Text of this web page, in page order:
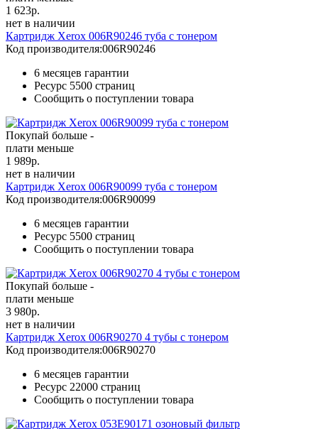
1 623р.
нет в наличии
Картридж Xerox 006R90246 туба с тонером
Код производителя:006R90246
6 месяцев гарантии
Ресурс 5500 страниц
Сообщить о поступлении товара
Покупай больше -
плати меньше
1 989р.
нет в наличии
Картридж Xerox 006R90099 туба с тонером
Код производителя:006R90099
6 месяцев гарантии
Ресурс 5500 страниц
Сообщить о поступлении товара
Покупай больше -
плати меньше
3 980р.
нет в наличии
Картридж Xerox 006R90270 4 тубы с тонером
Код производителя:006R90270
6 месяцев гарантии
Ресурс 22000 страниц
Сообщить о поступлении товара